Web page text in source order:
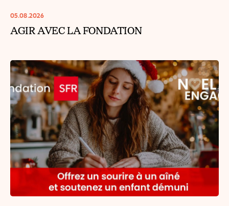
05.08.2026
AGIR AVEC LA FONDATION